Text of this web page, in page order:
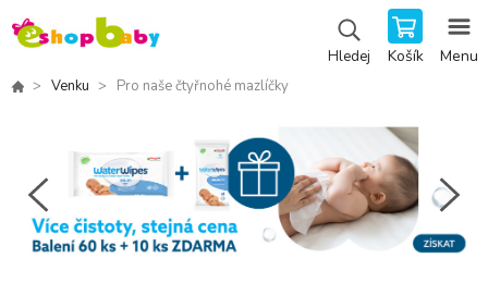
Hledej Košík Menu
Venku Pro naše čtyřnohé mazlíčky